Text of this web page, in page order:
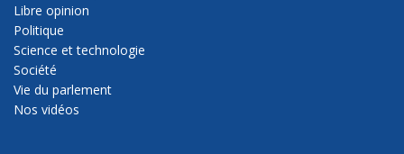
Libre opinion
Politique
Science et technologie
Société
Vie du parlement
Nos vidéos